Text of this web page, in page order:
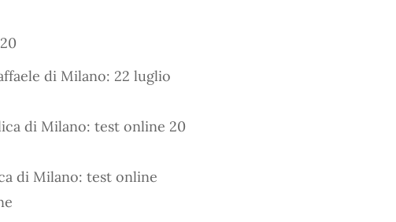
di Milano: 22 luglio
di Milano: test online 20
di Milano: test online